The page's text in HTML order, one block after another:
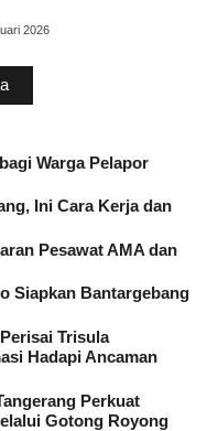
2026
Warga Pelapor
Ini Cara Kerja dan
Pesawat AMA dan
Siapkan Bantargebang
Trisula
Hadapi Ancaman
Perkuat
Gotong Royong